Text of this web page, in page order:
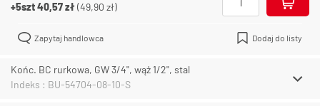
+5szt40,57 zł(49,90 zł)
Zapytaj handlowca Dodaj do listy
Końc. BC rurkowa, GW 3/4", wąż 1/2", stal
Indeks : BU-54704-08-10-S